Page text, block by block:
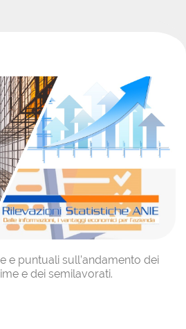
e puntuali sull’andamento dei
e dei semilavorati.